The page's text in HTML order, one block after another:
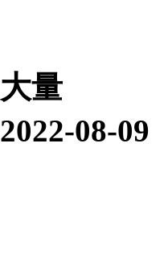
大量
2022-08-09